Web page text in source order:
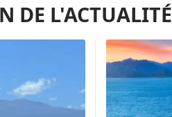
DE L'ACTUALITÉ